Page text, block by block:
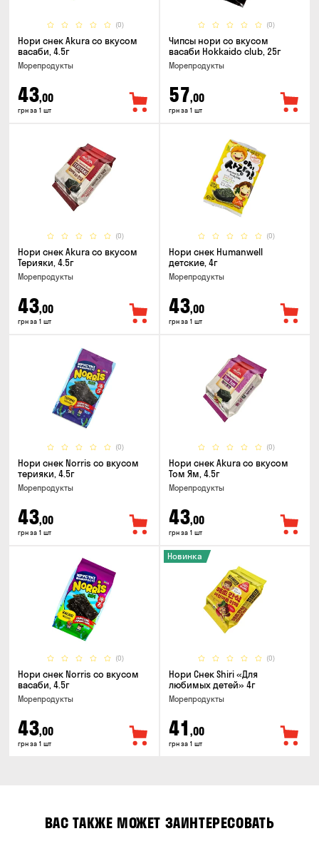
(0)
Нори снек Akura со вкусом
васаби, 4.5г
Морепродукты
43,00
грн за 1 шт
(0)
Чипсы нори со вкусом
васаби Hokkaido club, 25г
Морепродукты
57,00
грн за 1 шт
(0)
Нори снек Akura со вкусом
Терияки, 4.5г
Морепродукты
43,00
грн за 1 шт
(0)
Нори снек Humanwell
детские, 4г
Морепродукты
43,00
грн за 1 шт
(0)
Нори снек Norris со вкусом
терияки, 4.5г
Морепродукты
43,00
грн за 1 шт
(0)
Нори снек Akura со вкусом
Том Ям, 4.5г
Морепродукты
43,00
грн за 1 шт
(0)
Нори снек Norris со вкусом
васаби, 4.5г
Морепродукты
43,00
грн за 1 шт
(0)
Новинка
Нори Снек Shiri «Для
любимых детей» 4г
Морепродукты
41 ,00
грн за 1 шт
ВАС ТАКЖЕ МОЖЕТ ЗАИНТЕРЕСОВАТЬ